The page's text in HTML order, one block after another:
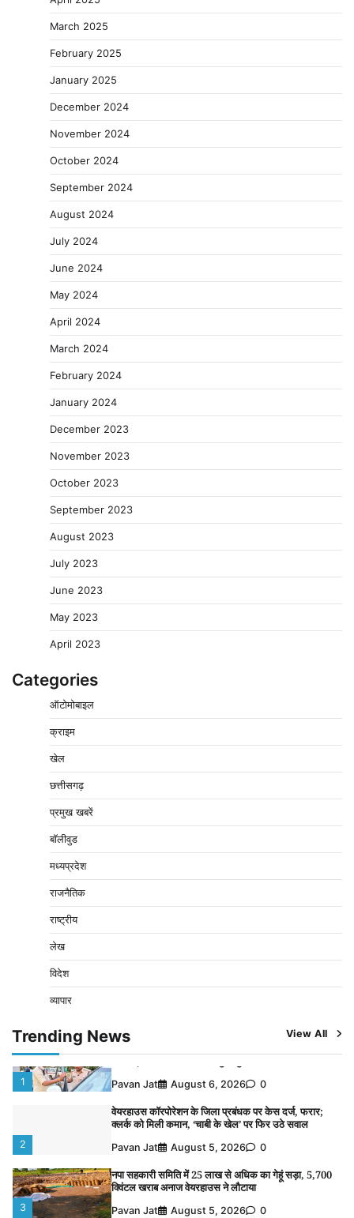
March 2025
February 2025
January 2025
December 2024
November 2024
October 2024
September 2024
August 2024
July 2024
June 2024
May 2024
April 2024
March 2024
February 2024
January 2024
December 2023
November 2023
October 2023
September 2023
August 2023
July 2023
June 2023
May 2023
April 2023
Categories
ऑटोमोबाइल
क्राइम
खेल
छत्तीसगढ़
प्रमुख खबरें
बॉलीवुड
मध्यप्रदेश
राजनैतिक
राष्ट्रीय
लेख
विदेश
व्यापार
Trending News View All
क्विंटल खराब अनाज वेयरहाउस ने लौटाया
Pavan Jat August 5, 2026 0
पर्सनल लोन, क्रेडिट कार्ड और क्यूआर कोड के नाम पर लाखों की
1
विशेष प्रवर्तन अभियान में नर्मदापुरम पुलिस की लगातार सख्ती
Pavan Jat August 6, 2026
वेयरहाउस कॉरपोरेशन के जिला प्रबंधक पर केस दर्ज, फरार;
क्लर्क को मिली कमान, ‘चाबी के खेल’ पर फिर उठे सवाल
August 5, 2026
3
क्विंटल खराब अनाज वेयरहाउस ने लौटाया
Pavan Jat August 5, 2026